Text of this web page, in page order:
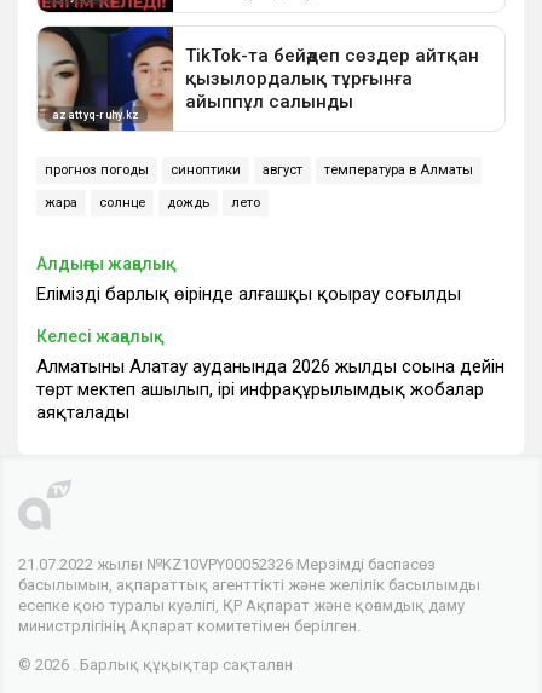
прогноз погоды синоптики август температура в Алматы
жара солнце дождь лето
Алдыңғы жаңалық
Еліміздің барлық өңірінде алғашқы қоңырау соғылды
Келесі жаңалық
Алматының Алатау ауданында 2026 жылдың соңына дейін
төрт мектеп ашылып, ірі инфрақұрылымдық жобалар
аяқталады
21.07.2022 жылғы №KZ10VPY00052326 Мерзімді баспасөз
басылымын, ақпараттық агенттікті және желілік басылымды
есепке қою туралы куәлігі, ҚР Ақпарат және қоғамдық даму
министрлігінің Ақпарат комитетімен берілген.
© 2026 . Барлық құқықтар сақталған